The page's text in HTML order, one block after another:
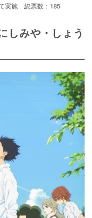
実施 総票数：185
しみや・しょう